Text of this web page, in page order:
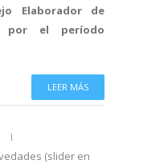
Elaborador de
por el período
LEER MÁS
(slider en